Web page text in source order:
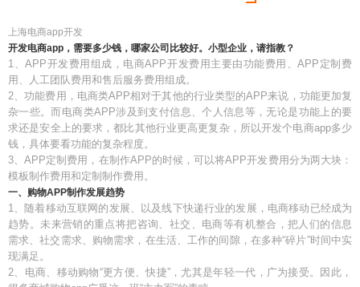
上海电商app开发
开发电商app，需要多少钱，哪家公司比较好。小型企业，请指教？
1、APP开发费用组成，电商APP开发费用主要由功能费用、APP定制费
用、人工团队费用和售后服务费用组成。
2、功能费用，电商类APP相对于其他的行业类型的APP来说，功能更加复
杂一些。而电商类APP涉及到支付信息、个人信息等，无论是功能上的要
求还是安全上的要求，都比其他行业更高更复杂，所以开发个电商app多少
钱，具体要看功能的复杂程度。
3、APP定制费用，在制作APP的时候，可以将APP开发费用分为两大块：
模板制作费用和定制制作费用。
一、购物APP制作发展趋势
1、随着移动互联网的发展、以及线下快递行业的发展，电商移动已经成为
趋势。未来营销的重点将把咨询、社交、电商等有机整合，把人们的信息
需求、社交需求、购物需求，在生活、工作的间隙，在多种“碎片”时间中实
现满足。
2、电商、移动购物“更方便、快捷”，尤其是年轻一代，广为接受。因此，